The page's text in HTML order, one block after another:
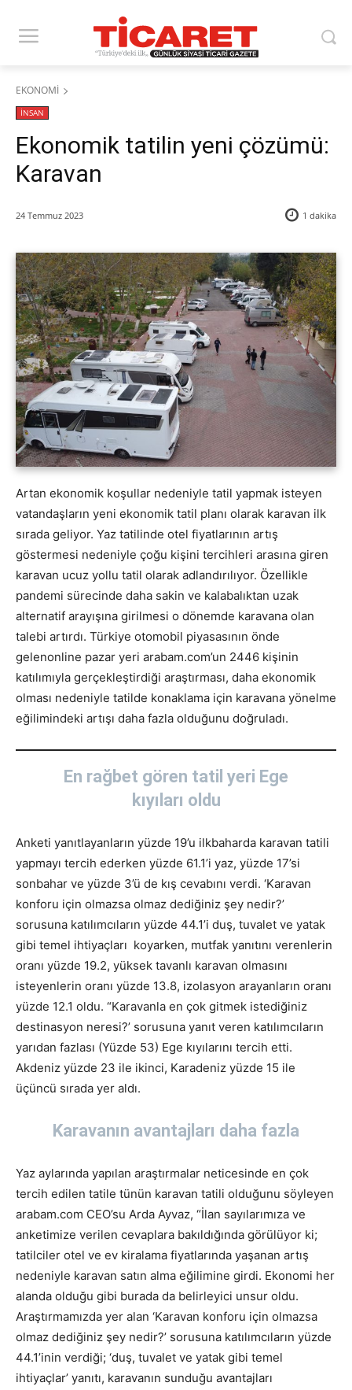
EKONOMİ
İNSAN
Ekonomik tatilin yeni çözümü:
Karavan
24 Temmuz 2023 1 dakika
Artan ekonomik koşullar nedeniyle tatil yapmak isteyen
vatandaşların yeni ekonomik tatil planı olarak karavan ilk
sırada geliyor. Yaz tatilinde otel fiyatlarının artış
göstermesi nedeniyle çoğu kişini tercihleri arasına giren
karavan ucuz yollu tatil olarak adlandırılıyor. Özellikle
pandemi sürecinde daha sakin ve kalabalıktan uzak
alternatif arayışına girilmesi o dönemde karavana olan
talebi artırdı. Türkiye otomobil piyasasının önde
gelenonline pazar yeri arabam.com’un 2446 kişinin
katılımıyla gerçekleştirdiği araştırması, daha ekonomik
olması nedeniyle tatilde konaklama için karavana yönelme
eğilimindeki artışı daha fazla olduğunu doğruladı.
En rağbet gören tatil yeri Ege
kıyıları oldu
Anketi yanıtlayanların yüzde 19’u ilkbaharda karavan tatili
yapmayı tercih ederken yüzde 61.1’i yaz, yüzde 17’si
sonbahar ve yüzde 3’ü de kış cevabını verdi. ‘Karavan
konforu için olmazsa olmaz dediğiniz şey nedir?’
sorusuna katılımcıların yüzde 44.1’i duş, tuvalet ve yatak
gibi temel ihtiyaçları koyarken, mutfak yanıtını verenlerin
oranı yüzde 19.2, yüksek tavanlı karavan olmasını
isteyenlerin oranı yüzde 13.8, izolasyon arayanların oranı
yüzde 12.1 oldu. “Karavanla en çok gitmek istediğiniz
destinasyon neresi?’ sorusuna yanıt veren katılımcıların
yarıdan fazlası (Yüzde 53) Ege kıyılarını tercih etti.
Akdeniz yüzde 23 ile ikinci, Karadeniz yüzde 15 ile
üçüncü sırada yer aldı.
Karavanın avantajları daha fazla
Yaz aylarında yapılan araştırmalar neticesinde en çok
tercih edilen tatile tünün karavan tatili olduğunu söyleyen
arabam.com CEO’su Arda Ayvaz, “İlan sayılarımıza ve
anketimize verilen cevaplara bakıldığında görülüyor ki;
tatilciler otel ve ev kiralama fiyatlarında yaşanan artış
nedeniyle karavan satın alma eğilimine girdi. Ekonomi her
alanda olduğu gibi burada da belirleyici unsur oldu.
Araştırmamızda yer alan ‘Karavan konforu için olmazsa
olmaz dediğiniz şey nedir?’ sorusuna katılımcıların yüzde
44.1’inin verdiği; ‘duş, tuvalet ve yatak gibi temel
ihtiyaçlar’ yanıtı, karavanın sunduğu avantajları